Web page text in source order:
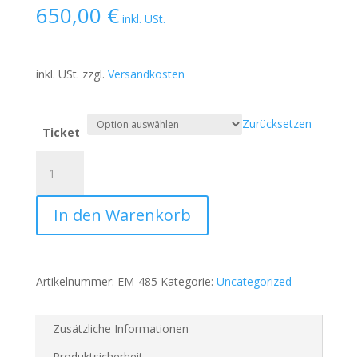
650,00 € inkl. USt.
inkl. USt. zzgl. Versandkosten
Ticket
Zurücksetzen
und
Berater:in
Ausbildung
mit
Transaktionsanalyse
-
Seminar
Menge
In den Warenkorb
Artikelnummer: EM-485 Kategorie: Uncategorized
Zusätzliche Informationen